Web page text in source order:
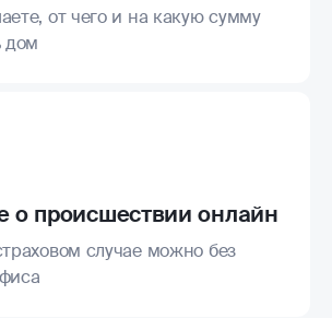
от чего и на какую сумму
дом
о происшествии онлайн
случае можно без